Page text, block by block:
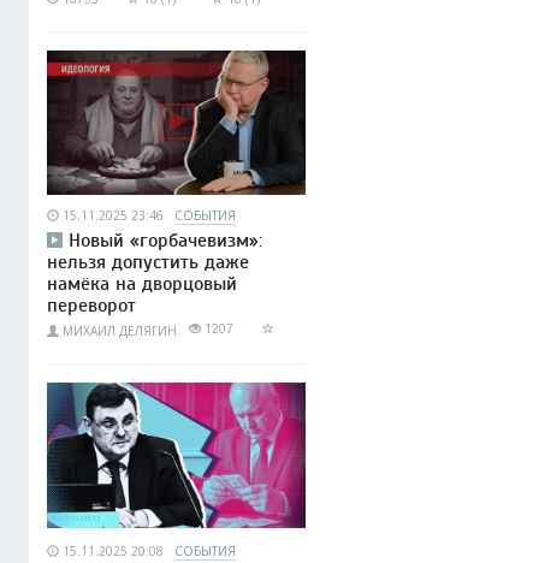
15.11.2025 23:46 СОБЫТИЯ
Новый «горбачевизм»:
нельзя допустить даже
намёка на дворцовый
переворот
МИХАИЛ ДЕЛЯГИН 1207
15.11.2025 20:08 СОБЫТИЯ